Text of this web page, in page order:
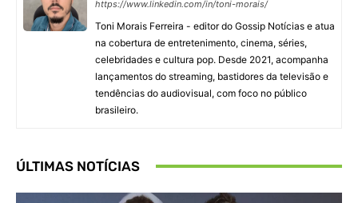
https://www.linkedin.com/in/toni-morais/
Toni Morais Ferreira - editor do Gossip Notícias e atua
na cobertura de entretenimento, cinema, séries,
celebridades e cultura pop. Desde 2021, acompanha
lançamentos do streaming, bastidores da televisão e
tendências do audiovisual, com foco no público
brasileiro.
ÚLTIMAS NOTÍCIAS